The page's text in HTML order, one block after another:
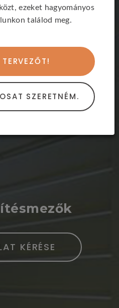
KÉRÉSE
ezeket hagyományos
találod meg.
TERVEZŐT!
SZERETNÉM.